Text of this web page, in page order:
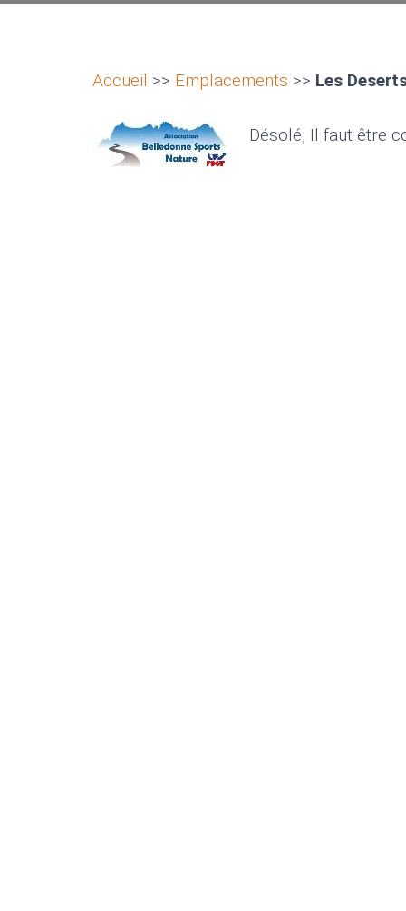
Accueil >> Emplacements >> Les
Désolé, Il faut être